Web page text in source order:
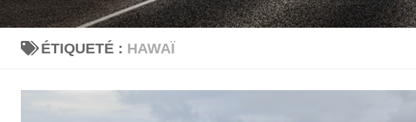
ÉTIQUETÉ : HAWAÏ